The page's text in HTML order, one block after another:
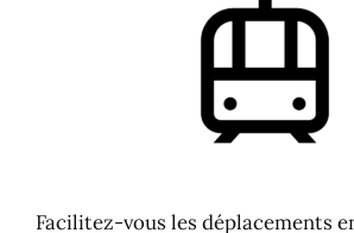
Billet TER SNCF liO
Réseau TER liO SNCF
Carte des gares liO
Transports liO en Occitanie
Carte du réseau ferré en
Facilitez-vous les déplacements